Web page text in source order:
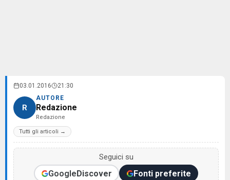
03.01.2016 21:30
R
AUTORE
Redazione
Redazione
Tutti gli articoli →
Seguici su
GoogleDiscover Fonti preferite